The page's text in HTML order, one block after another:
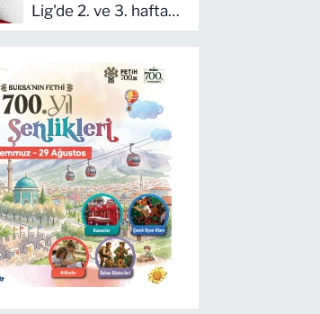
Lig'de 2. ve 3. hafta
programlarını
başlama saati